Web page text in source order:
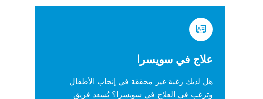
علاج في سويسرا
هل لديك رغبة غير محققة في إنجاب الأطفال
وترغب في العلاج في سويسرا؟ يُسعد فريق